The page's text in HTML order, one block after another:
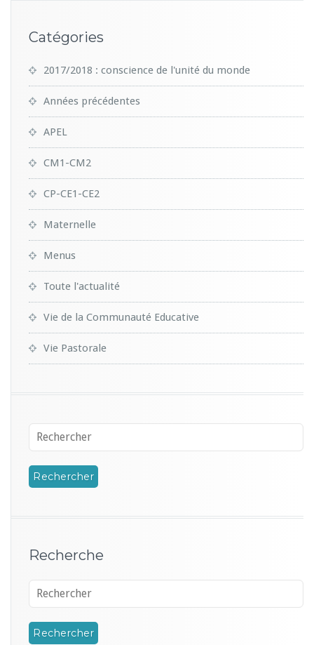
Catégories
2017/2018 : conscience de l'unité du monde
Années précédentes
APEL
CM1-CM2
CP-CE1-CE2
Maternelle
Menus
Toute l'actualité
Vie de la Communauté Educative
Vie Pastorale
Recherche